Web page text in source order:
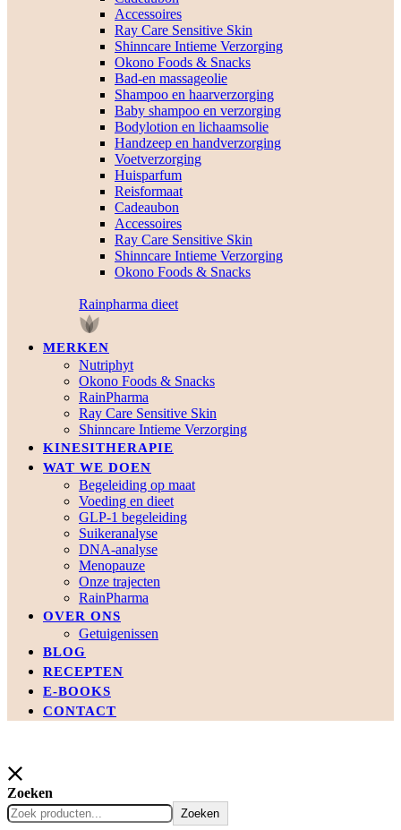
Accessoires
Ray Care Sensitive Skin
Shinncare Intieme Verzorging
Okono Foods & Snacks
Bad-en massageolie
Shampoo en haarverzorging
Baby shampoo en verzorging
Bodylotion en lichaamsolie
Handzeep en handverzorging
Voetverzorging
Huisparfum
Reisformaat
Cadeaubon
Accessoires
Ray Care Sensitive Skin
Shinncare Intieme Verzorging
Okono Foods & Snacks
Rainpharma dieet
MERKEN
Nutriphyt
Okono Foods & Snacks
RainPharma
Ray Care Sensitive Skin
Shinncare Intieme Verzorging
KINESITHERAPIE
WAT WE DOEN
Begeleiding op maat
Voeding en dieet
GLP-1 begeleiding
Suikeranalyse
DNA-analyse
Menopauze
Onze trajecten
RainPharma
OVER ONS
Getuigenissen
BLOG
RECEPTEN
E-BOOKS
CONTACT
Zoeken
Zoeken